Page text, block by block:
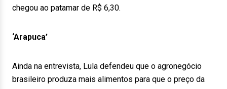
chegou ao patamar de R$ 6,30.
‘Arapuca’
Ainda na entrevista, Lula defendeu que o agronegócio
brasileiro produza mais alimentos para que o preço da